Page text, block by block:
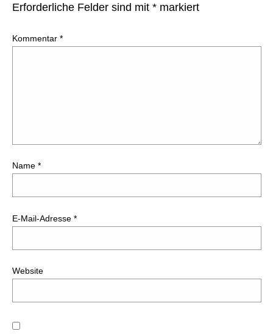
Erforderliche Felder sind mit *markiert
Kommentar *
Name *
E-Mail-Adresse *
Website